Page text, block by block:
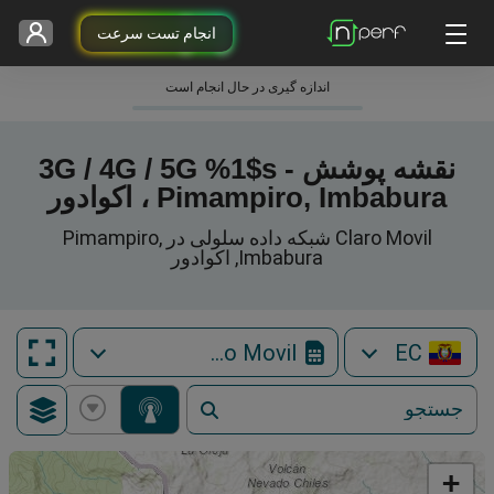
انجام تست سرعت
اندازه گیری در حال انجام است
نقشه پوشش 3G / 4G / 5G %1$s -
Pimampiro, Imbabura ، اکوادور
Claro Movil شبکه داده سلولی در Pimampiro,
Imbabura, اکوادور
EC
Claro Movil
+